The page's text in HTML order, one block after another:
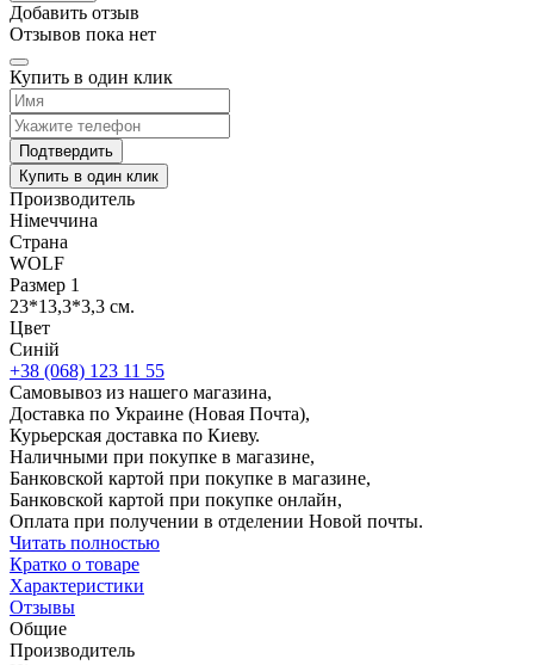
Добавить отзыв
Отзывов пока нет
Купить в один клик
Подтвердить
Купить в один клик
Производитель
Німеччина
Страна
WOLF
Размер 1
23*13,3*3,3 см.
Цвет
Синій
+38 (068) 123 11 55
Самовывоз из нашего магазина,
Доставка по Украине (Новая Почта),
Курьерская доставка по Киеву.
Наличными при покупке в магазине,
Банковской картой при покупке в магазине,
Банковской картой при покупке онлайн,
Оплата при получении в отделении Новой почты.
Читать полностью
Кратко о товаре
Характеристики
Отзывы
Общие
Производитель